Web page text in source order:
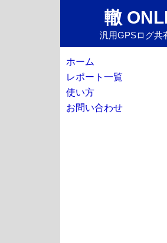
轍
汎用GPSログ共
ホーム
レポート一覧
使い方
お問い合わせ